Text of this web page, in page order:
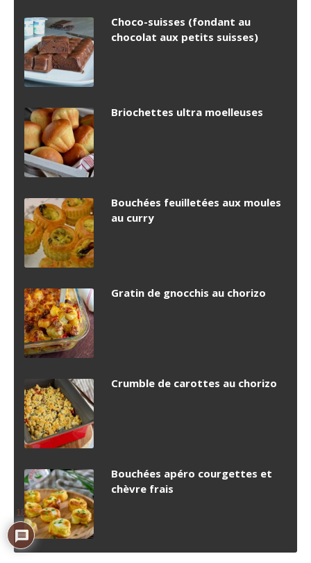
Choco-suisses (fondant au
chocolat aux petits suisses)
Briochettes ultra moelleuses
Bouchées feuilletées aux moules
au curry
Gratin de gnocchis au chorizo
Crumble de carottes au chorizo
Bouchées apéro courgettes et
chèvre frais
18